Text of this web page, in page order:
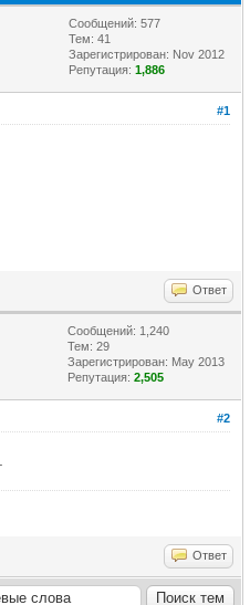
Сообщений: 577
Тем: 41
Зарегистрирован: Nov 2012
Репутация:1,886
#1
Ответ
Сообщений: 1,240
Тем: 29
Зарегистрирован: May 2013
Репутация:2,505
#2
Ответ